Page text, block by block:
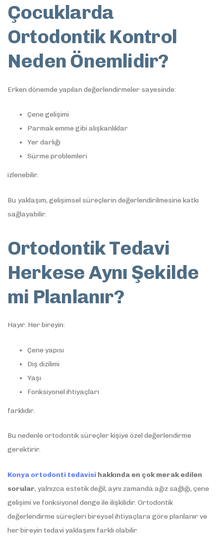
Çocuklarda
Ortodontik Kontrol
Neden Önemlidir?
Erken dönemde yapılan değerlendirmeler sayesinde:
Çene gelişimi
Parmak emme gibi alışkanlıklar
Yer darlığı
Sürme problemleri
izlenebilir.
Bu yaklaşım, gelişimsel süreçlerin değerlendirilmesine katkı
sağlayabilir.
Ortodontik Tedavi
Herkese Aynı Şekilde
mi Planlanır?
Hayır. Her bireyin:
Çene yapısı
Diş dizilimi
Yaşı
Fonksiyonel ihtiyaçları
farklıdır.
Bu nedenle ortodontik süreçler kişiye özel değerlendirme
gerektirir.
Konya ortodonti tedavisi hakkında en çok merak edilen
sorular, yalnızca estetik değil; aynı zamanda ağız sağlığı, çene
gelişimi ve fonksiyonel denge ile ilişkilidir. Ortodontik
değerlendirme süreçleri bireysel ihtiyaçlara göre planlanır ve
her bireyin tedavi yaklaşımı farklı olabilir.